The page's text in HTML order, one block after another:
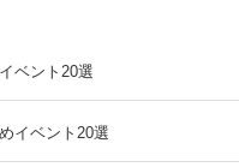
ベント20選
イベント20選